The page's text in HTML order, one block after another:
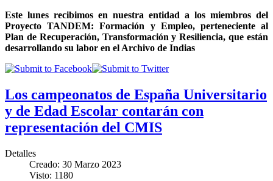
Este lunes recibimos en nuestra entidad a los miembros del
Proyecto TANDEM: Formación y Empleo, perteneciente al
Plan de Recuperación, Transformación y Resiliencia, que están
desarrollando su labor en el Archivo de Indias
Los campeonatos de España Universitario
y de Edad Escolar contarán con
representación del CMIS
Detalles
Creado: 30 Marzo 2023
Visto: 1180